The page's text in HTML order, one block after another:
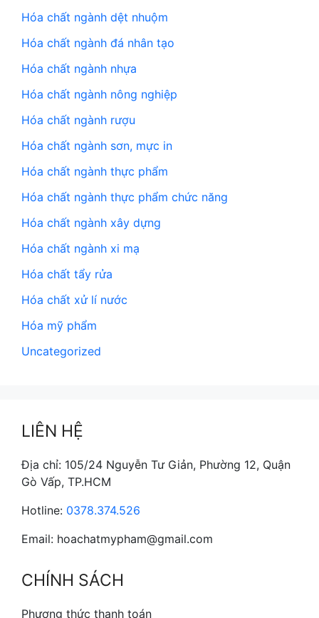
Hóa chất ngành dệt nhuộm
Hóa chất ngành đá nhân tạo
Hóa chất ngành nhựa
Hóa chất ngành nông nghiệp
Hóa chất ngành rượu
Hóa chất ngành sơn, mực in
Hóa chất ngành thực phẩm
Hóa chất ngành thực phẩm chức năng
Hóa chất ngành xây dựng
Hóa chất ngành xi mạ
Hóa chất tẩy rửa
Hóa chất xử lí nước
Hóa mỹ phẩm
Uncategorized
LIÊN HỆ
Địa chỉ: 105/24 Nguyễn Tư Giản, Phường 12, Quận
Gò Vấp, TP.HCM
Hotline: 0378.374.526
Email: hoachatmypham@gmail.com
CHÍNH SÁCH
Phương thức thanh toán